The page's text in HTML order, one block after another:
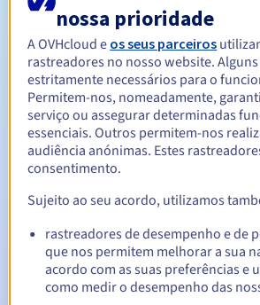
Período de renovação
Período de redenção
Notificações automáticas:
60, 30, 15, 7 e 3 dias
expiração
E-mail no dia da expiraçãopara
nome de domínio
nossa prioridade
A OVHcloud e os seus parceiros
rastreadores no nosso website.
estritamente necessários para o
Permitem-nos, nomeadamente,
serviço ou assegurar determinadas
essenciais. Outros permitem-nos
audiência anónimas. Estes
consentimento.
Sujeito ao seu acordo, utilizamos
rastreadores de desempenho e de
que nos permitem melhorar a sua
acordo com as suas preferências e
como medir o desempenho das